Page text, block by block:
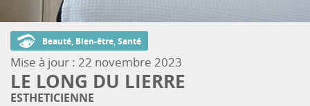
Beauté, Bien-être, Santé
Mise à jour : 22 novembre 2023
LE LONG DU LIERRE
ESTHETICIENNE